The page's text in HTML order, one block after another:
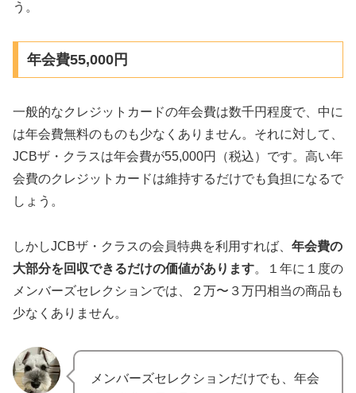
う。
年会費55,000円
一般的なクレジットカードの年会費は数千円程度で、中に
は年会費無料のものも少なくありません。それに対して、
JCBザ・クラスは年会費が55,000円（税込）です。高い年
会費のクレジットカードは維持するだけでも負担になるで
しょう。
しかしJCBザ・クラスの会員特典を利用すれば、 年会費の
大部分を回収できるだけの価値があります。１年に１度の
メンバーズセレクションでは、２万〜３万円相当の商品も
少なくありません。
メンバーズセレクションだけでも、年会